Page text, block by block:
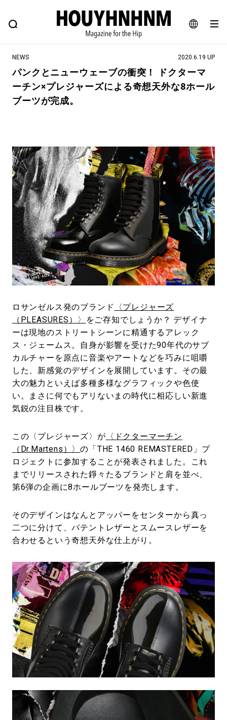
JA
EN
FEATURE BLOG SNAP
ヒップなファッション、カルチャー、ライフスタイルWEBマガジン
#注目のタグ
#NEW VINTAGE #マイナーグッド図鑑
#路地裏てぃーん。 #MONTHLY JOURNAL
#GH 銘品の所以 #フイナムのYouTube
#Commune H #FOCUS IT #AH.H
#ととけん #FASHION #MUSIC #MOVIE
#LIFESTYLE #SNEAKER #OUTDOOR
#SPORTS #HANDSOME HANDBOOK
NEWS 2020.6.19 UP
パンクとニューウェーブの衝突！ ドクターマ
ーチン×プレジャーズによる奇想天外な8ホール
ブーツが完成。
ロサンゼルス発のブランド
〈プレジャーズ
（PLEASURES）〉
をご存知でしょうか？ デザイナ
ーは現地のストリートシーンに精通するアレック
ス・ジェームス。自身が影響を受けた90年代のサブ
カルチャーを原点に音楽やアートなどを巧みに咀嚼
した、新感覚のデザインを展開しています。その最
大の魅力といえば多種多様なグラフィックや色使
い。まさに何でもアリないまの時代に相応しい新進
気鋭の注目株です。
この〈プレジャーズ〉が 〈ドクターマーチン
（Dr.Martens）〉の「THE 1460 REMASTERED」プ
ロジェクトに参加することが発表されました。これ
までリリースされた錚々たるブランドと肩を並べ、
第6弾の企画に8ホールブーツを発売します。
そのデザインはなんとアッパーをセンターから真っ
二つに分けて、パテントレザーとスムースレザーを
合わせるという奇想天外な仕上がり。